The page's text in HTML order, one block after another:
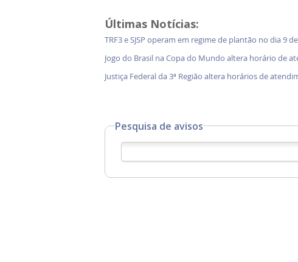
Últimas Notícias:
TRF3 e SJSP operam em regime de plantão no dia 9
Jogo do Brasil na Copa do Mundo altera horário de
Justiça Federal da 3ª Região altera horários de
Pesquisa de avisos